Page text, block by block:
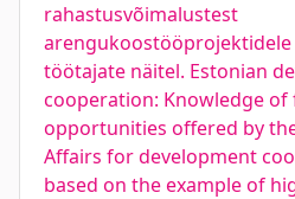
rahastusvõimalustest
töötajate näitel. Estonian
cooperation: Knowledge of
opportunities offered by
Affairs for development
based on the example of